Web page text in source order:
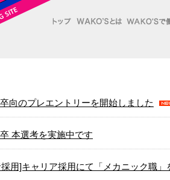
向のプレエントリーを開始しました
本選考を実施中です
用]キャリア採用にて「メカニック職」